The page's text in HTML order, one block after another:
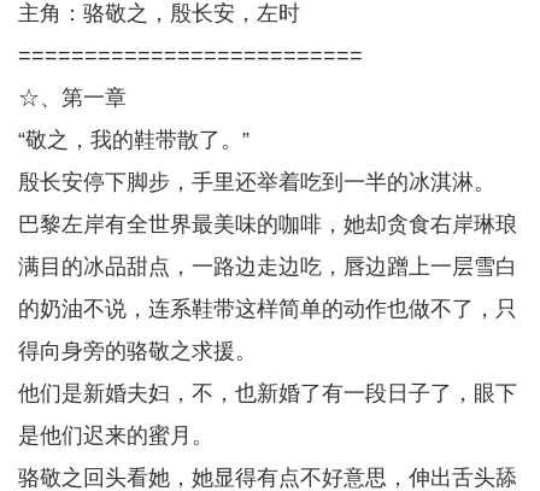
主角：骆敬之，殷长安，左时
==========================
☆、第一章
“敬之，我的鞋带散了。”
殷长安停下脚步，手里还举着吃到一半的冰淇淋。
巴黎左岸有全世界最美味的咖啡，她却贪食右岸琳琅
满目的冰品甜点，一路边走边吃，唇边蹭上一层雪白
的奶油不说，连系鞋带这样简单的动作也做不了，只
得向身旁的骆敬之求援。
他们是新婚夫妇，不，也新婚了有一段日子了，眼下
是他们迟来的蜜月。
骆敬之回头看她，她显得有点不好意思，伸出舌头舔